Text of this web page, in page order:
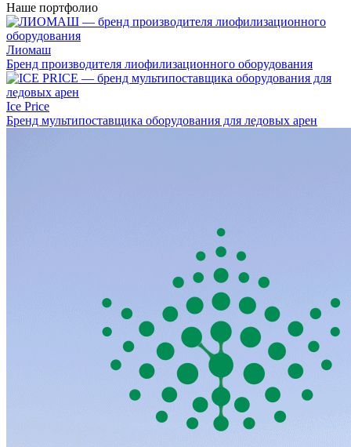
Наше портфолио
Лиомаш
Бренд производителя лиофилизационного оборудования
Ice Price
Бренд мультипоставщика оборудования для ледовых арен